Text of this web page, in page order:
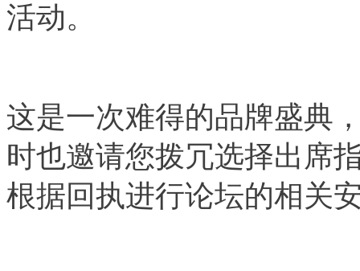
活动。
这是一次难得的品牌盛典
时也邀请您拨冗选择出席
根据回执进行论坛的相关